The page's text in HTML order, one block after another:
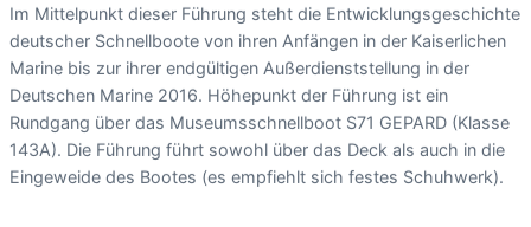
Im Mittelpunkt dieser Führung steht die Entwicklungsgeschichte
deutscher Schnellboote von ihren Anfängen in der Kaiserlichen
Marine bis zur ihrer endgültigen Außerdienststellung in der
Deutschen Marine 2016. Höhepunkt der Führung ist ein
Rundgang über das Museumsschnellboot S71 GEPARD (Klasse
143A). Die Führung führt sowohl über das Deck als auch in die
Eingeweide des Bootes (es empfiehlt sich festes Schuhwerk).